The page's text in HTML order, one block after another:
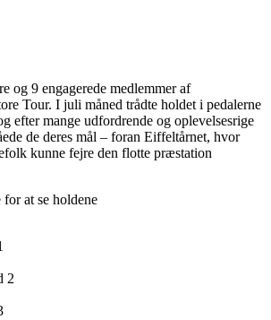
og 9 engagerede medlemmer af
Tour. I juli måned trådte holdet i pedalerne
efter mange udfordrende og oplevelsesrige
de deres mål – foran Eiffeltårnet, hvor
kunne fejre den flotte præstation
at se holdene
2